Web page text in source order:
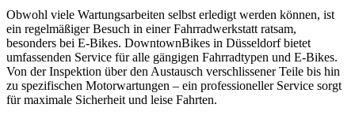
Obwohl viele Wartungsarbeiten selbst erledigt werden können, ist
ein regelmäßiger Besuch in einer Fahrradwerkstatt ratsam,
besonders bei E-Bikes. DowntownBikes in Düsseldorf bietet
umfassenden Service für alle gängigen Fahrradtypen und E-Bikes.
Von der Inspektion über den Austausch verschlissener Teile bis hin
zu spezifischen Motorwartungen – ein professioneller Service sorgt
für maximale Sicherheit und leise Fahrten.